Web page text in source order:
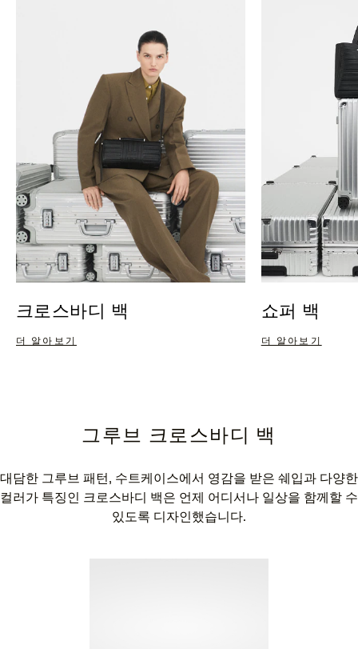
크로스바디 백
더 알아보기
쇼퍼 백
더 알아보기
그루브 크로스바디 백
대담한 그루브 패턴, 수트케이스에서 영감을 받은 쉐입과 다양한
컬러가 특징인 크로스바디 백은 언제 어디서나 일상을 함께할 수
있도록 디자인했습니다.